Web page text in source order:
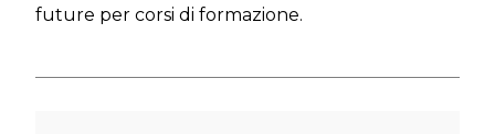
future per corsi di formazione.